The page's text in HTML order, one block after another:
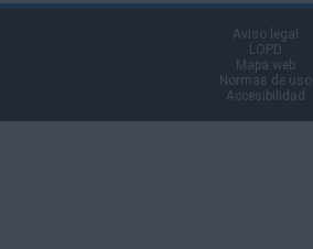
Aviso legal
LOPD
Mapa web
Normas de uso
Accesibilidad